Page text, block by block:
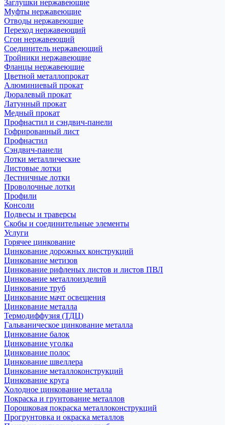
Заглушки нержавеющие
Муфты нержавеющие
Отводы нержавеющие
Переход нержавеющий
Сгон нержавеющий
Соединитель нержавеющий
Тройники нержавеющие
Фланцы нержавеющие
Цветной металлопрокат
Алюминиевый прокат
Дюралевый прокат
Латунный прокат
Медный прокат
Профнастил и сэндвич-панели
Гофрированный лист
Профнастил
Сэндвич-панели
Лотки металлические
Листовые лотки
Лестничные лотки
Проволочные лотки
Профили
Консоли
Подвесы и траверсы
Скобы и соединительные элементы
Услуги
Горячее цинкование
Цинкование дорожных конструкций
Цинкование метизов
Цинкование рифленых листов и листов ПВЛ
Цинкование металлоизделий
Цинкование труб
Цинкование мачт освещения
Цинкование металла
Термодиффузия (ТДЦ)
Гальваническое цинкование металла
Цинкование балок
Цинкование уголка
Цинкование полос
Цинкование швеллера
Цинкование металлоконструкций
Цинкование круга
Холодное цинкование металла
Покраска и грунтование металлов
Порошковая покраска металлоконструкций
Прогрунтовка и окраска металлов